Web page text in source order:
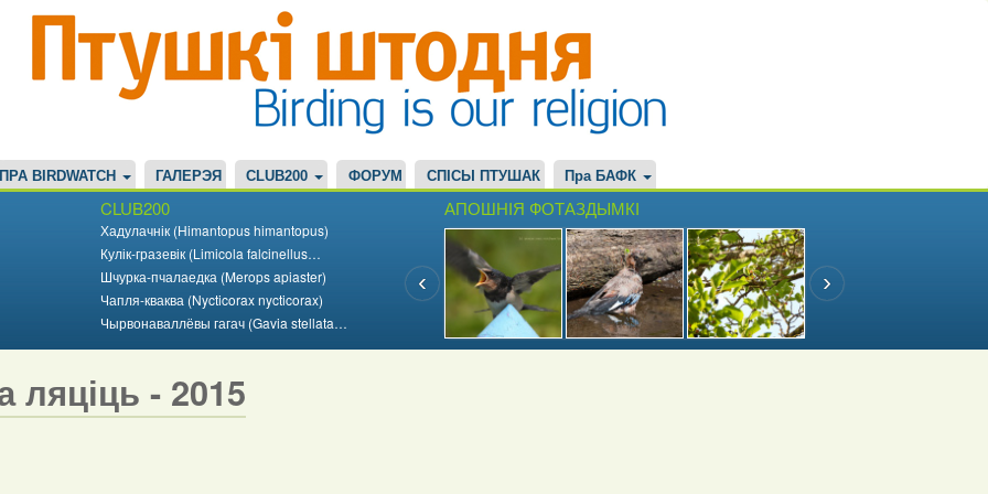
ПРА BIRDWATCH ГАЛЕРЭЯ CLUB200 ФОРУМ СПІСЫ ПТУШАК Пра БАФК
CLUB200
Хадулачнік (Himantopus himantopus)
Кулік-гразевік (Limicola falcinellus…
Шчурка-пчалаедка (Merops apiaster)
Чапля-кваква (Nycticorax nycticorax)
Чырвонаваллёвы гагач (Gavia stellata…
АПОШНІЯ ФОТАЗДЫМКІ
ляціць - 2015